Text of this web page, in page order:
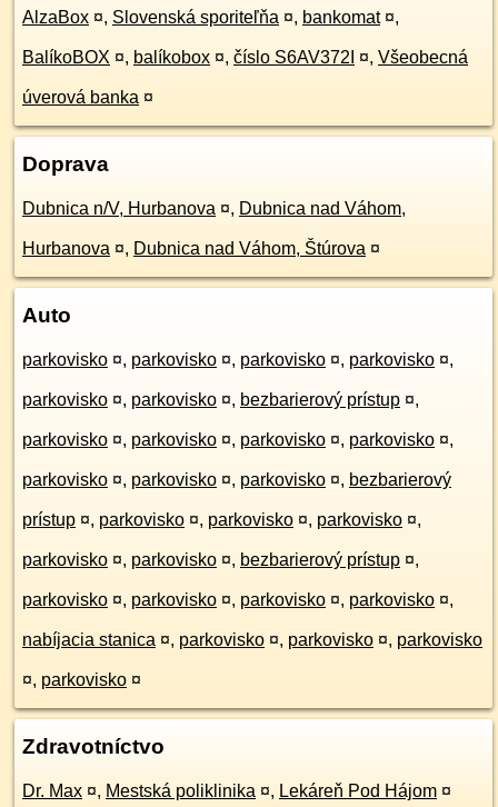
AlzaBox ¤, Slovenská sporiteľňa ¤, bankomat ¤,
BalíkoBOX ¤, balíkobox ¤, číslo S6AV372I ¤, Všeobecná
úverová banka ¤
Doprava
Dubnica n/V, Hurbanova ¤, Dubnica nad Váhom,
Hurbanova ¤, Dubnica nad Váhom, Štúrova ¤
Auto
parkovisko ¤, parkovisko ¤, parkovisko ¤, parkovisko ¤,
parkovisko ¤, parkovisko ¤, bezbarierový prístup ¤,
parkovisko ¤, parkovisko ¤, parkovisko ¤, parkovisko ¤,
parkovisko ¤, parkovisko ¤, parkovisko ¤, bezbarierový
prístup ¤, parkovisko ¤, parkovisko ¤, parkovisko ¤,
parkovisko ¤, parkovisko ¤, bezbarierový prístup ¤,
parkovisko ¤, parkovisko ¤, parkovisko ¤, parkovisko ¤,
nabíjacia stanica ¤, parkovisko ¤, parkovisko ¤, parkovisko
¤, parkovisko ¤
Zdravotníctvo
Dr. Max ¤, Mestská poliklinika ¤, Lekáreň Pod Hájom ¤